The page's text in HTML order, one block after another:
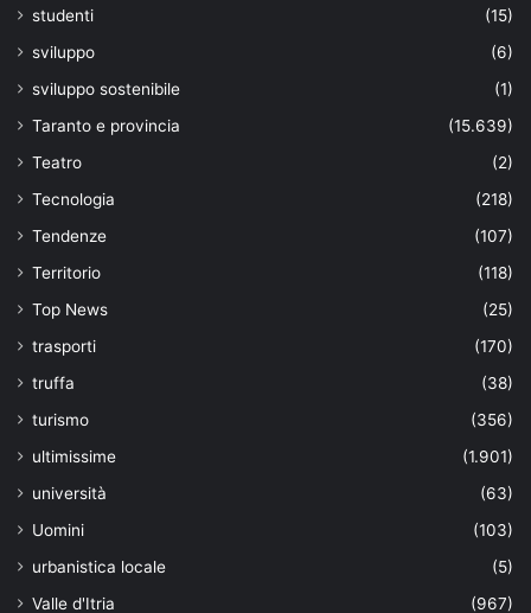
studenti
(15)
sviluppo
(6)
sviluppo sostenibile
(1)
Taranto e provincia
(15.639)
Teatro
(2)
Tecnologia
(218)
Tendenze
(107)
Territorio
(118)
Top News
(25)
trasporti
(170)
truffa
(38)
turismo
(356)
ultimissime
(1.901)
università
(63)
Uomini
(103)
urbanistica locale
(5)
Valle d'Itria
(967)